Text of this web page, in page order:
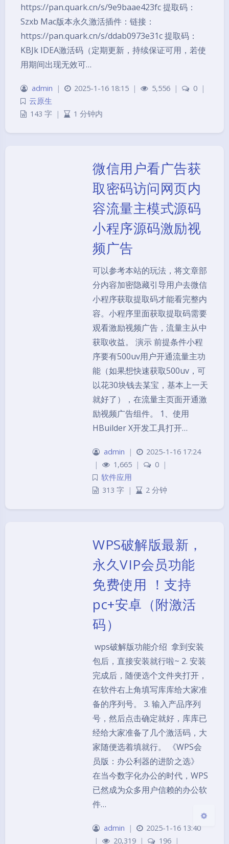
Sans Serif Serif
浅阴影 深阴影
关闭 日落 暗化 灰度
https://pan.quark.cn/s/9e9baae423fc 提取码：
Szxb Mac版本永久激活插件：链接：
https://pan.quark.cn/s/ddab0973e31c 提取码：
KBJk IDEA激活码（定期更新，持续保证可用，若使
用期间出现无效可…
admin | 2025-1-16 18:15 | 5,556 | 0 |
云原生
143 字 | 1 分钟内
微信用户看广告获
取密码访问网页内
容流量主模式源码
小程序源码激励视
频广告
可以参考本站的玩法，将文章部
分内容加密隐藏引导用户去微信
小程序获取提取码才能看完整内
容。小程序里面获取提取码需要
观看激励视频广告，流量主从中
获取收益。 演示 前提条件小程
序要有500uv用户开通流量主功
能（如果想快速获取500uv，可
以花30块钱去某宝，基本上一天
就好了），在流量主页面开通激
励视频广告组件。 1、使用
HBuilder X开发工具打开…
admin |
2025-1-16 17:24
|
1,665 | 0 |
软件应用
313 字 | 2 分钟
WPS破解版最新，
永久VIP会员功能
免费使用 ！支持
pc+安卓（附激活
码）
wps破解版功能介绍 拿到安装
包后，直接安装就行啦~ 2. 安装
完成后，随便选个文件夹打开，
在软件右上角填写库库给大家准
备的序列号。 3. 输入产品序列
号，然后点击确定就好，库库已
经给大家准备了几个激活码，大
家随便选着填就行。 《WPS会
员版：办公利器的进阶之选》
在当今数字化办公的时代，WPS
已然成为众多用户信赖的办公软
件…
admin |
2025-1-16 13:40
|
20,319 | 196 |